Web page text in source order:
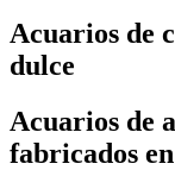
Acuarios de
dulce
Acuarios de
fabricados